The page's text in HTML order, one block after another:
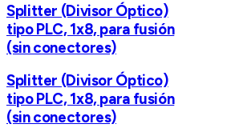
Splitter (Divisor Óptico)
tipo PLC, 1x8, para fusión
(sin conectores)
Splitter (Divisor Óptico)
tipo PLC, 1x8, para fusión
(sin conectores)